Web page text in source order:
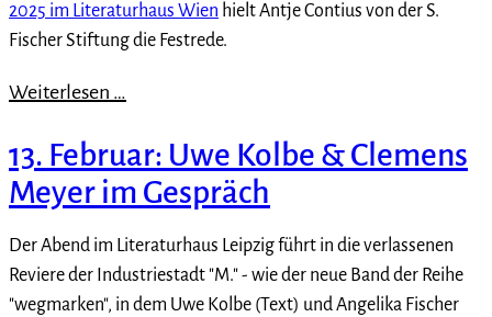
2025 im Literaturhaus Wien hielt Antje Contius von der S.
Fischer Stiftung die Festrede.
Weiterlesen …
13. Februar: Uwe Kolbe & Clemens
Meyer im Gespräch
Der Abend im Literaturhaus Leipzig führt in die verlassenen
Reviere der Industriestadt "M." - wie der neue Band der Reihe
"wegmarken", in dem Uwe Kolbe (Text) und Angelika Fischer